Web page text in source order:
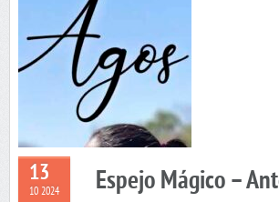
13
10 2024 Espejo Mágico –